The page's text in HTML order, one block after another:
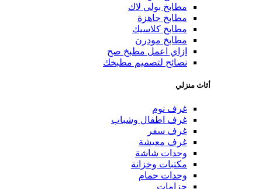
مطابخ بولي لاك
مطابخ جاهزة
مطابخ كلاسيك
مطابخ مودرن
ازاي اعمل مطبخ صح
نصائح لتصميم مطبخك
أثاث منزلي
غرف نوم
غرف اطفال وشباب
غرف سفر
غرف معيشة
وحدات شاشة
مكتبات وخزانة
وحدات حمام
جزامات